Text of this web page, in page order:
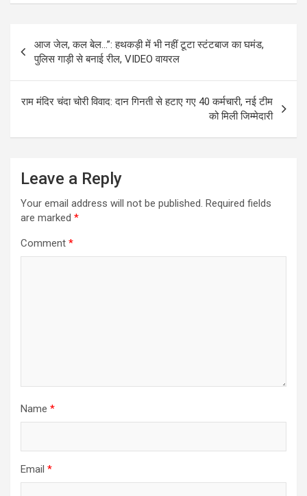
navigation
आज जेल, कल बेल…”: हथकड़ी में भी नहीं टूटा स्टंटबाज का घमंड,
पुलिस गाड़ी से बनाई रील, VIDEO वायरल
राम मंदिर चंदा चोरी विवाद: दान गिनती से हटाए गए 40 कर्मचारी, नई टीम
को मिली जिम्मेदारी
Leave a Reply
Your email address will not be published. Required fields
are marked *
Comment *
Name *
Email *